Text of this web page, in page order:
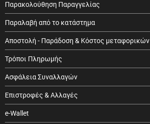
Παρακολούθηση Παραγγελίας
Παραλαβή από το κατάστημα
Αποστολή - Παράδοση & Κόστος μεταφορικών
Τρόποι Πληρωμής
Ασφάλεια Συναλλαγών
Επιστροφές & Αλλαγές
e-Wallet